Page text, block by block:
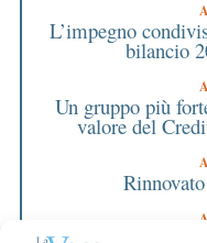
L’impegno
bilancio
Un gruppo più
valore del